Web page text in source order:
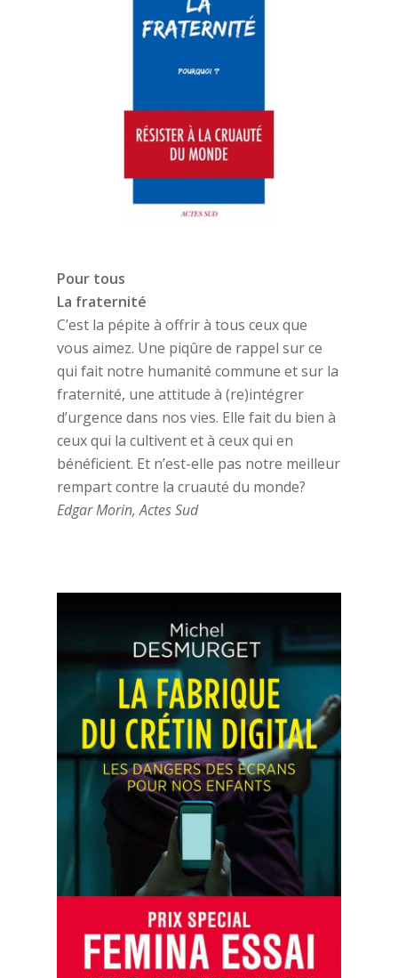
Pour tous
La fraternité
C’est la pépite à offrir à tous ceux que
vous aimez. Une piqûre de rappel sur ce
qui fait notre humanité commune et sur la
fraternité, une attitude à (re)intégrer
d’urgence dans nos vies. Elle fait du bien à
ceux qui la cultivent et à ceux qui en
bénéficient. Et n’est-elle pas notre meilleur
rempart contre la cruauté du monde?
Edgar Morin, Actes Sud